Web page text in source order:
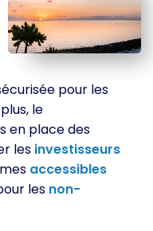
pour les
le
en place des
les investisseurs
accessibles
les non-